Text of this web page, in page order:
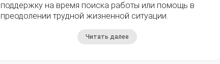
поддержку на время поиска работы или помощь в
преодолении трудной жизненной ситуации.
Читать далее